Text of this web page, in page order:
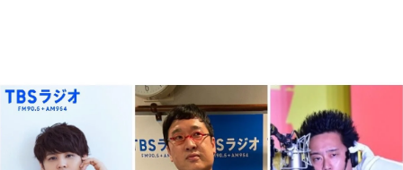
お知らせ
イベント・グッズ
YouTube
会社情報